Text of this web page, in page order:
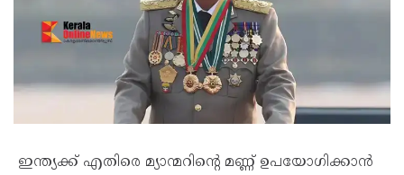
ഇന്ത്യക്ക് എതിരെ മ്യാന്മറിന്റെ മണ്ണ് ഉപയോ​ഗിക്കാൻ